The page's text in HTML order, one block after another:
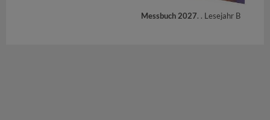
Messbuch 2027. . Lesejahr B